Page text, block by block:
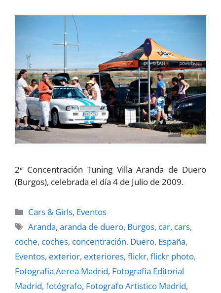
2ª Concentración Tuning Villa Aranda de Duero
(Burgos), celebrada el dí­a 4 de Julio de 2009.
Categorías
Cars & Girls, Eventos
Etiquetas
Aranda,aranda de duero, Burgos, car, cars,
coche, coches, concentración, Duero, España,
Eventos, exterior, exteriores, flickr, flickr photo,
Fotografia Aerea Madrid, Fotografia Editorial
Madrid, fotógrafo, Fotografo Artistico Madrid,